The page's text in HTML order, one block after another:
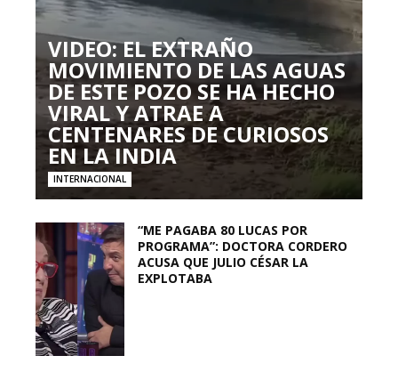
VIDEO: EL EXTRAÑO
MOVIMIENTO DE LAS AGUAS
DE ESTE POZO SE HA HECHO
VIRAL Y ATRAE A
CENTENARES DE CURIOSOS
EN LA INDIA
INTERNACIONAL
“ME PAGABA 80 LUCAS POR
PROGRAMA”: DOCTORA CORDERO
ACUSA QUE JULIO CÉSAR LA
EXPLOTABA